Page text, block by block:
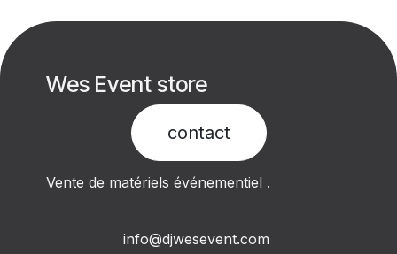
Wes Event store
contact​
Vente de matériels événementiel .
info@djwesevent.com